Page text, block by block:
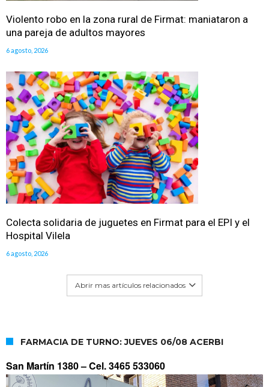
Violento robo en la zona rural de Firmat: maniataron a
una pareja de adultos mayores
6 agosto, 2026
Colecta solidaria de juguetes en Firmat para el EPI y el
Hospital Vilela
6 agosto, 2026
Abrir mas artículos relacionados
FARMACIA DE TURNO: JUEVES 06/08 ACERBI
San Martín 1380 –Cel. 3465 533060